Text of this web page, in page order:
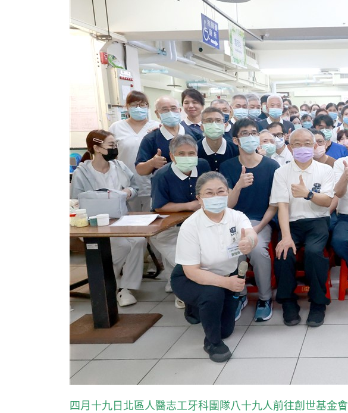
四月十九日北區人醫志工牙科團隊八十九人前往創世基金